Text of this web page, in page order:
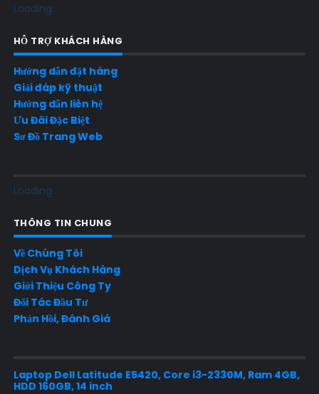
Loading...
HỖ TRỢ KHÁCH HÀNG
Hướng dẫn đặt hàng
Giải đáp kỹ thuật
Hướng dẫn liên hệ
Ưu Đãi Đặc Biệt
Sơ Đồ Trang Web
Loading...
THÔNG TIN CHUNG
Về Chúng Tôi
Dịch Vụ Khách Hàng
Giới Thiệu Công Ty
Đối Tác Đầu Tư
Phản Hồi, Đánh Giá
Laptop Dell Latitude E5420, Core i3-2330M, Ram 4GB,
HDD 160GB, 14 inch